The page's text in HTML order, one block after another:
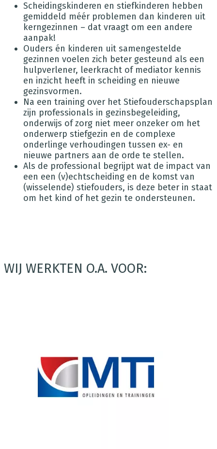
Scheidingskinderen en stiefkinderen hebben
gemiddeld méér problemen dan kinderen uit
kerngezinnen – dat vraagt om een andere
aanpak!
Ouders én kinderen uit samengestelde
gezinnen voelen zich beter gesteund als een
hulpverlener, leerkracht of mediator kennis
en inzicht heeft in scheiding en nieuwe
gezinsvormen.
Na een training over het Stiefouderschapsplan
zijn professionals in gezinsbegeleiding,
onderwijs of zorg niet meer onzeker om het
onderwerp stiefgezin en de complexe
onderlinge verhoudingen tussen ex- en
nieuwe partners aan de orde te stellen.
Als de professional begrijpt wat de impact van
een een (v)echtscheiding en de komst van
(wisselende) stiefouders, is deze beter in staat
om het kind of het gezin te ondersteunen.
WIJ WERKTEN O.A. VOOR: